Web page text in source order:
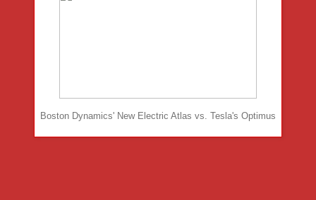
Boston Dynamics' New Electric Atlas vs. Tesla's Optimus